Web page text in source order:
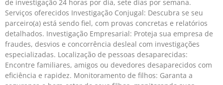
de investigação 24 horas por dia, sete dias por semana.
Serviços oferecidos Investigação Conjugal: Descubra se seu
parceiro(a) está sendo fiel, com provas concretas e relatórios
detalhados. Investigação Empresarial: Proteja sua empresa de
fraudes, desvios e concorrência desleal com investigações
especializadas. Localização de pessoas desaparecidas:
Encontre familiares, amigos ou devedores desaparecidos com
eficiência e rapidez. Monitoramento de filhos: Garanta a